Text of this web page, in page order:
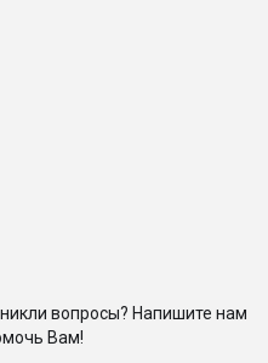
вопросы? Напишите нам
Вам!